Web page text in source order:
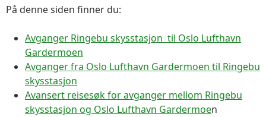
På denne siden finner du:
Avganger Ringebu skysstasjon til Oslo Lufthavn
Gardermoen
Avganger fra Oslo Lufthavn Gardermoen til Ringebu
skysstasjon
Avansert reisesøk for avganger mellom Ringebu
skysstasjon og Oslo Lufthavn Gardermoen